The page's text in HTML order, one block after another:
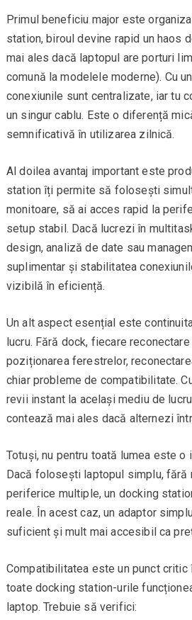
Primul beneficiu major este
station, biroul devine rapid un haos
mai ales dacă laptopul are porturi
comună la modelele moderne). Cu
conexiunile sunt centralizate, iar tu
un singur cablu. Este o diferență
semnificativă în utilizarea zilnică.
Al doilea avantaj important este
station îți permite să folosești
monitoare, să ai acces rapid la
setup stabil. Dacă lucrezi în
design, analiză de date sau
suplimentar și stabilitatea
vizibilă în eficiență.
Un alt aspect esențial este
lucru. Fără dock, fiecare
poziționarea ferestrelor,
chiar probleme de compatibilitate.
revii instant la același mediu de
contează mai ales dacă alternezi
Totuși, nu pentru toată lumea este
Dacă folosești laptopul simplu, fără
periferice multiple, un docking
reale. În acest caz, un adaptor
suficient și mult mai accesibil ca
Compatibilitatea este un punct critic
toate docking station-urile
laptop. Trebuie să verifici: